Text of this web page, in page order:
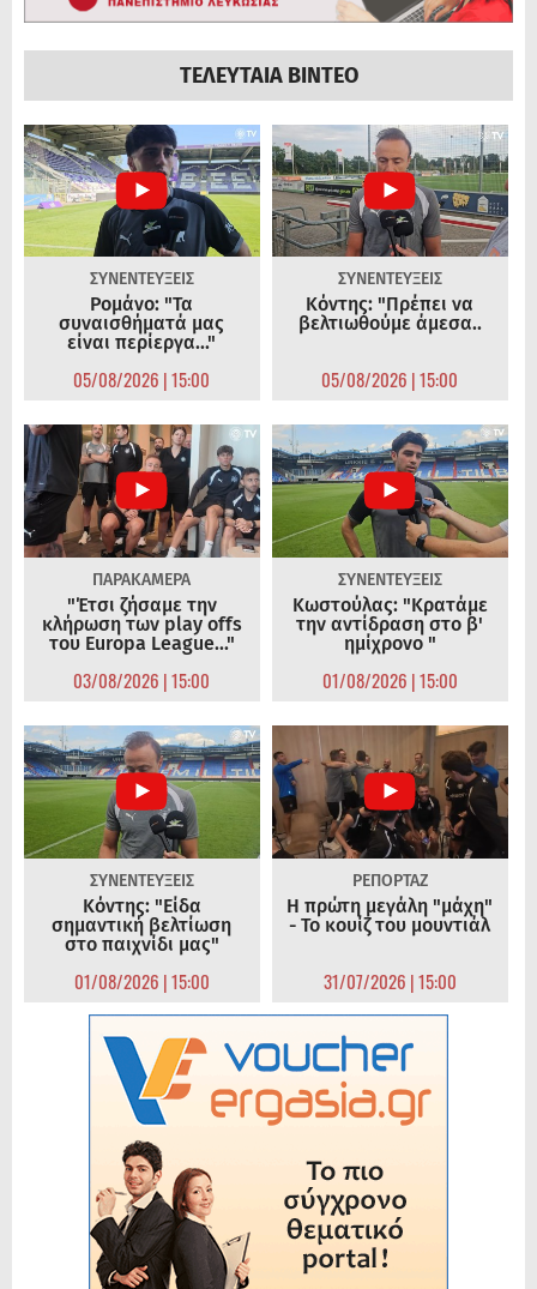
ΤΕΛΕΥΤΑΙΑ ΒΙΝΤΕΟ
ΣΥΝΕΝΤΕΥΞΕΙΣ
Ρομάνο: "Τα
συναισθήματά μας
είναι περίεργα..."
05/08/2026 | 15:00
ΣΥΝΕΝΤΕΥΞΕΙΣ
Κόντης: "Πρέπει να
βελτιωθούμε άμεσα..
05/08/2026 | 15:00
ΠΑΡΑΚΑΜΕΡΑ
"Έτσι ζήσαμε την
κλήρωση των play offs
του Europa League..."
03/08/2026 | 15:00
ΣΥΝΕΝΤΕΥΞΕΙΣ
Κωστούλας: "Κρατάμε
την αντίδραση στο β'
ημίχρονο "
01/08/2026 | 15:00
ΣΥΝΕΝΤΕΥΞΕΙΣ
Κόντης: "Είδα
σημαντική βελτίωση
στο παιχνίδι μας"
01/08/2026 | 15:00
ΡΕΠΟΡΤΑΖ
Η πρώτη μεγάλη "μάχη"
- Το κουίζ του μουντιάλ
31/07/2026 | 15:00